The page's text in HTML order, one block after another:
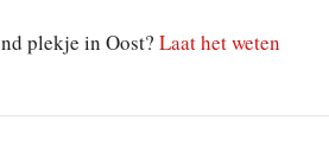
Polderweg
plekje in Oost? Laat het weten